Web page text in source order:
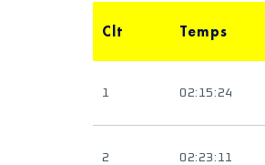
Clt Temps
1 02:15:24
2 02:23:11